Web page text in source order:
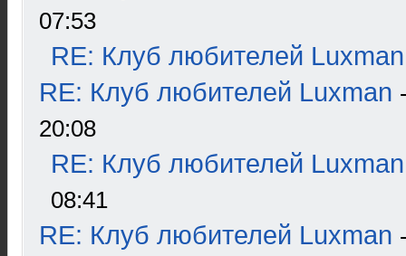
07:53
RE: Клуб любителей Luxman
RE: Клуб любителей Luxman
20:08
RE: Клуб любителей Luxman
08:41
RE: Клуб любителей Luxman